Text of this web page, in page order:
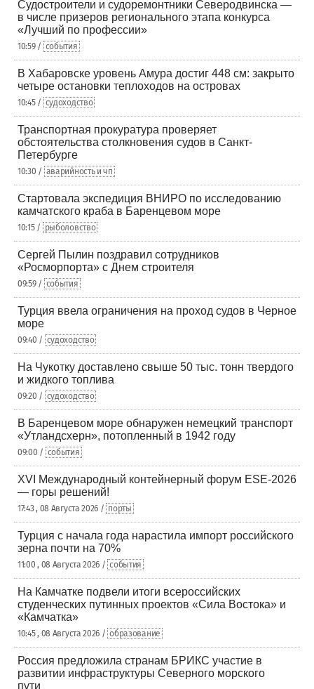
Судостроители и судоремонтники Северодвинска —
в числе призеров регионального этапа конкурса
«Лучший по профессии»
10:59 / события
В Хабаровске уровень Амура достиг 448 см: закрыто
четыре остановки теплоходов на островах
10:45 / судоходство
Транспортная прокуратура проверяет
обстоятельства столкновения судов в Санкт-
Петербурге
10:30 / аварийность и чп
Стартовала экспедиция ВНИРО по исследованию
камчатского краба в Баренцевом море
10:15 / рыболовство
Сергей Пылин поздравил сотрудников
«Росморпорта» с Днем строителя
09:59 / события
Турция ввела ограничения на проход судов в Черное
море
09:40 / судоходство
На Чукотку доставлено свыше 50 тыс. тонн твердого
и жидкого топлива
09:20 / судоходство
В Баренцевом море обнаружен немецкий транспорт
«Утландсхерн», потопленный в 1942 году
09:00 / события
XVI Международный контейнерный форум ESE-2026
— горы решений!
17:43 , 08 Августа 2026 / порты
Турция с начала года нарастила импорт российского
зерна почти на 70%
11:00 , 08 Августа 2026 / события
На Камчатке подвели итоги всероссийских
студенческих путинных проектов «Сила Востока» и
«Камчатка»
10:45 , 08 Августа 2026 / образование
Россия предложила странам БРИКС участие в
развитии инфраструктуры Северного морского
пути